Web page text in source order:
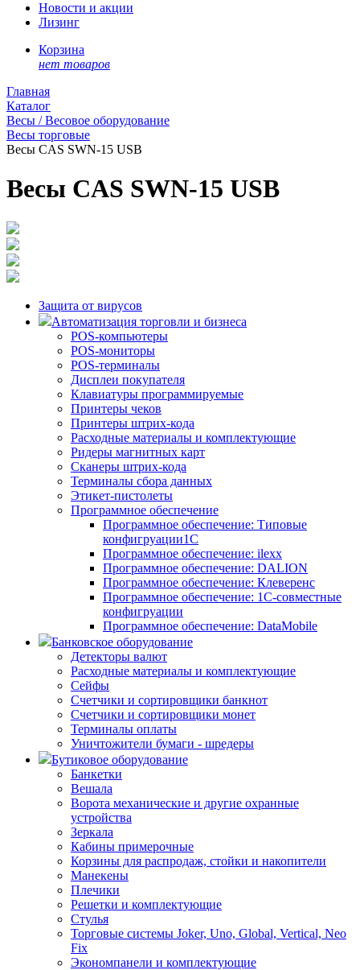
Новости и акции
Лизинг
Корзина
нет товаров
Главная
Каталог
Весы / Весовое оборудование
Весы торговые
Весы CAS SWN-15 USB
Весы CAS SWN-15 USB
Защита от вирусов
Автоматизация торговли и бизнеса
POS-компьютеры
POS-мониторы
POS-терминалы
Дисплеи покупателя
Клавиатуры программируемые
Принтеры чеков
Принтеры штрих-кода
Расходные материалы и комплектующие
Ридеры магнитных карт
Сканеры штрих-кода
Терминалы сбора данных
Этикет-пистолеты
Программное обеспечение
Программное обеспечение: Типовые
конфигруации1С
Программное обеспечение: ilexx
Программное обеспечение: DALION
Программное обеспечение: Клеверенс
Программное обеспечение: 1С-совместные
конфигруации
Программное обеспечение: DataMobile
Банковское оборудование
Детекторы валют
Расходные материалы и комплектующие
Сейфы
Счетчики и сортировщики банкнот
Счетчики и сортировщики монет
Терминалы оплаты
Уничтожители бумаги - шредеры
Бутиковое оборудование
Банкетки
Вешала
Ворота механические и другие охранные
устройства
Зеркала
Кабины примерочные
Корзины для распродаж, стойки и накопители
Манекены
Плечики
Решетки и комплектующие
Стулья
Торговые системы Joker, Uno, Global, Vertical, Neo
Fix
Экономпанели и комплектующие